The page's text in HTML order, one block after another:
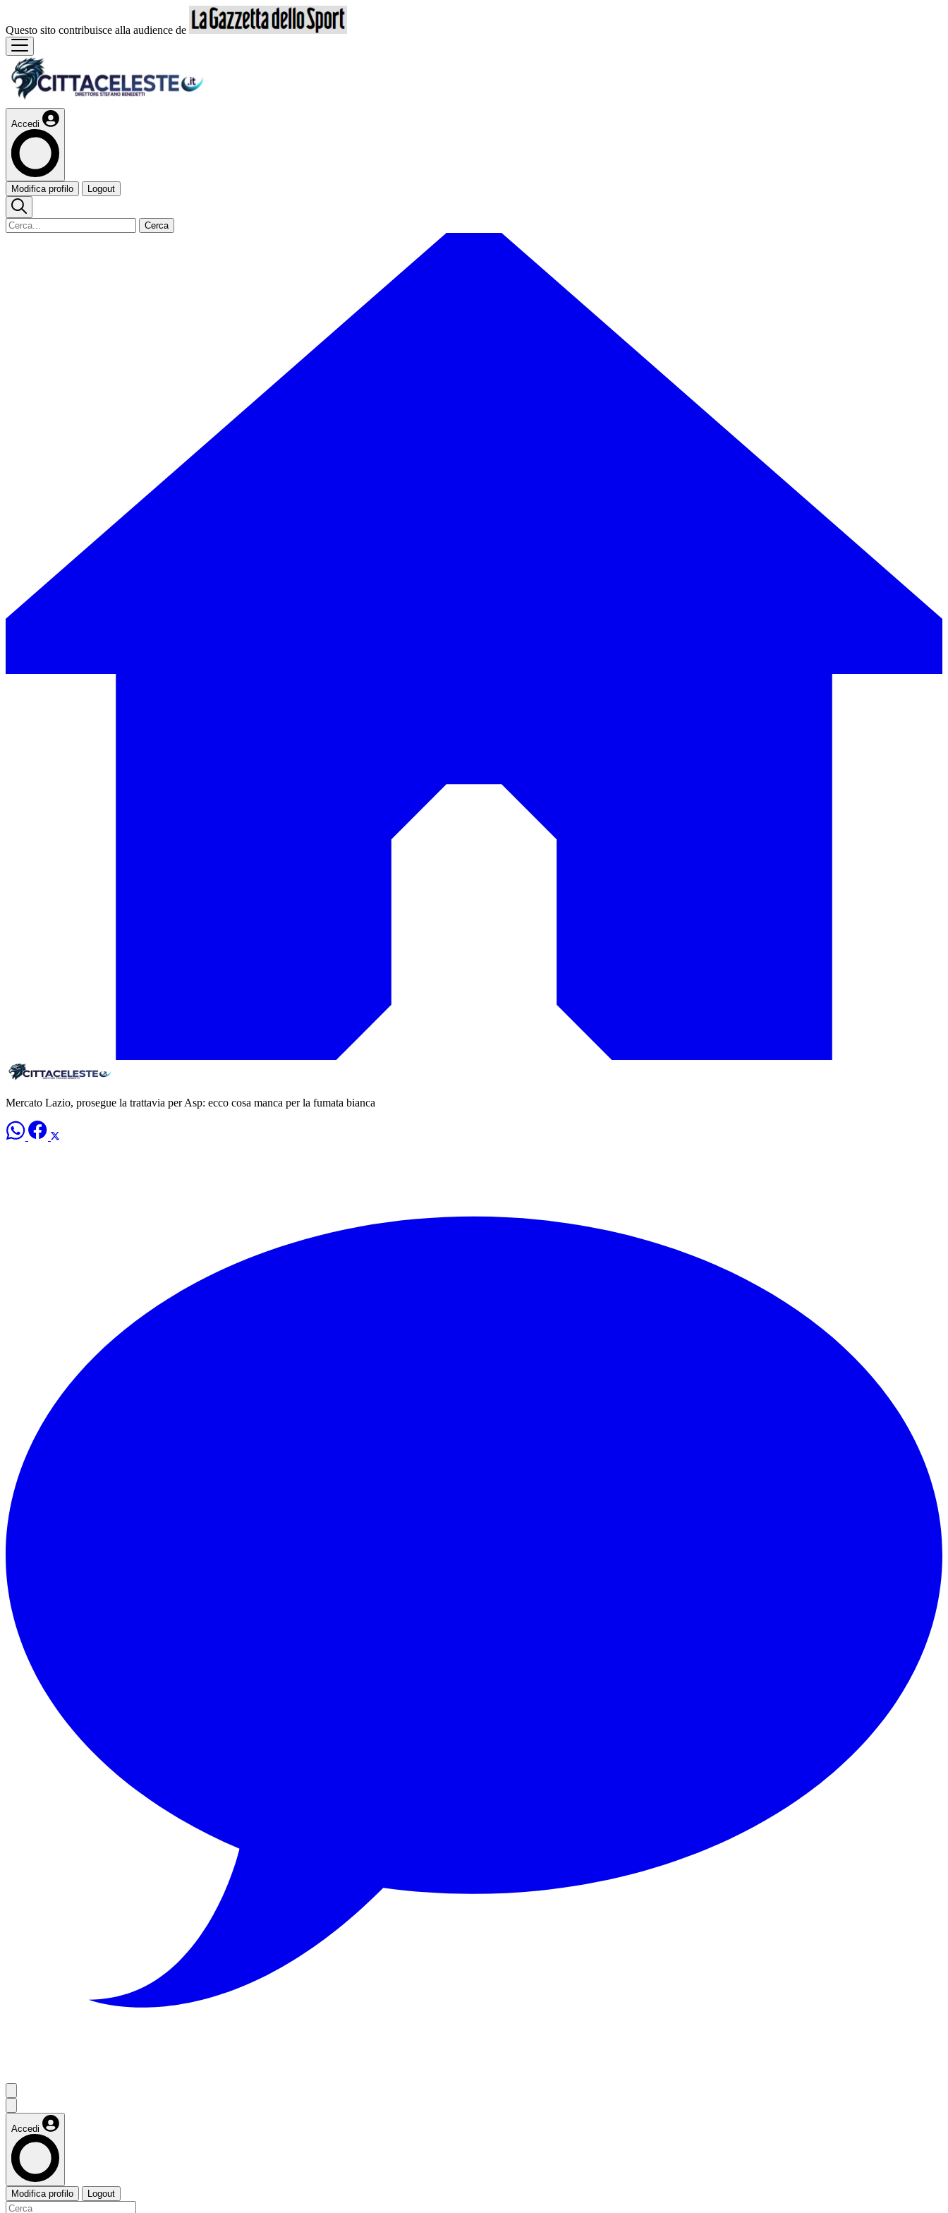
Questo sito contribuisce alla audience de
Accedi
Modifica profilo Logout
Cerca
Mercato Lazio, prosegue la trattavia per Asp: ecco cosa manca per la fumata bianca
Accedi
Modifica profilo Logout